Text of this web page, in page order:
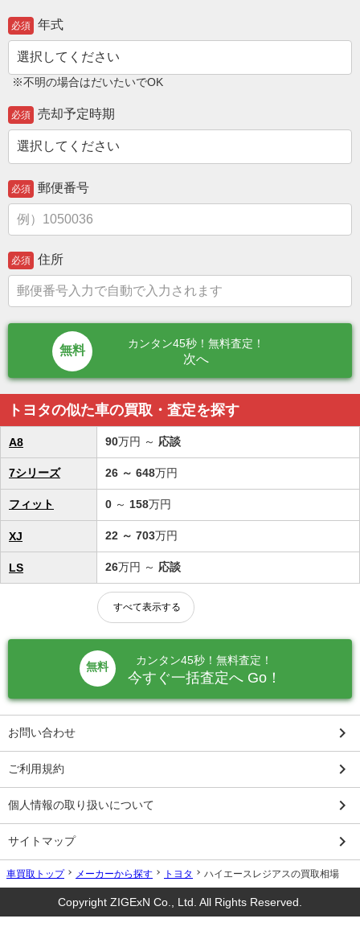
必須 年式
※不明の場合はだいたいでOK
必須 売却予定時期
必須 郵便番号
必須 住所
カンタン45秒！無料査定！
次へ
トヨタの似た車の買取・査定を探す
A8 90万円 ～ 応談
7シリーズ 26 ～ 648万円
フィット 0 ～ 158万円
XJ 22 ～ 703万円
LS 26万円 ～ 応談
すべて表示する
無料
カンタン45秒！無料査定！
今すぐ一括査定へ Go！
お問い合わせ keyboard_arrow_right
ご利用規約 keyboard_arrow_right
個人情報の取り扱いについて keyboard_arrow_right
サイトマップ keyboard_arrow_right
車買取トップ メーカーから探す トヨタ ハイエースレジアスの買取相場
Copyright ZIGExN Co., Ltd. All Rights Reserved.